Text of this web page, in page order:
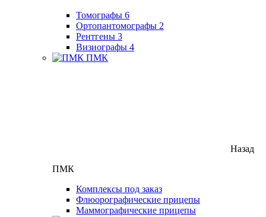
Томографы 6
Ортопантомографы 2
Рентгены 3
Визиографы 4
ПМК
Назад
ПМК
Комплексы под заказ
Флюорографические прицепы
Маммографические прицепы